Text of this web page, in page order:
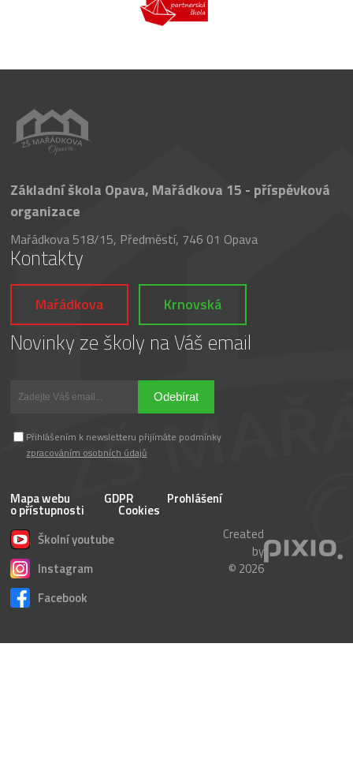
Základní škola Opava, Mařádkova 15 - příspěvková
organizace
Mařádkova 518/15, Předměstí, 746 01 Opava
Kontakty
Mařádkova Krnovská
Novinky ze školy na Váš email
Odebírat
Přihlášením k newsletteru přijímáte podmínky
zpracováním osobních údajů
Mapa webu GDPR Prohlášení
o přístupnosti
Cookies
Školní youtube
Instagram
Facebook
Created
by
© 2026